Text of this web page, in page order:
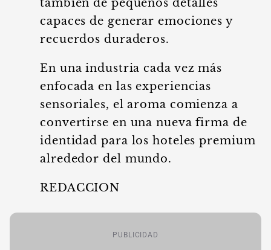
también de pequeños detalles
capaces de generar emociones y
recuerdos duraderos.
En una industria cada vez más
enfocada en las experiencias
sensoriales, el aroma comienza a
convertirse en una nueva firma de
identidad para los hoteles premium
alrededor del mundo.
REDACCION
PUBLICIDAD